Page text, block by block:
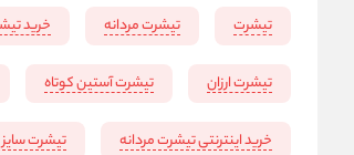
تیشرت تیشرت مردانه خرید
‌تیشرت ارزان تیشرت آستین کوتاه
خرید اینترنتی تیشرت مردانه تیشرت